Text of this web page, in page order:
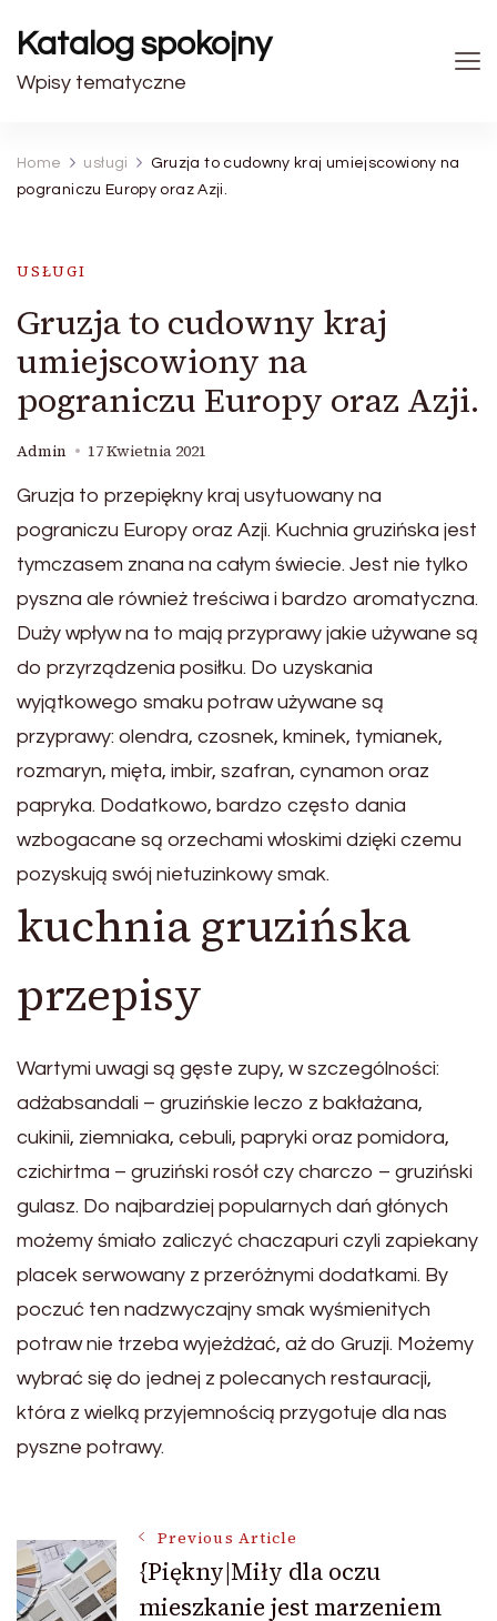
Katalog spokojny
Wpisy tematyczne
Home usługi
Gruzja to cudowny kraj umiejscowiony na
pograniczu Europy oraz Azji.
USŁUGI
Gruzja to cudowny kraj
umiejscowiony na
pograniczu Europy oraz Azji.
Admin 17 Kwietnia 2021
Gruzja to przepiękny kraj usytuowany na
pograniczu Europy oraz Azji. Kuchnia gruzińska jest
tymczasem znana na całym świecie. Jest nie tylko
pyszna ale również treściwa i bardzo aromatyczna.
Duży wpływ na to mają przyprawy jakie używane są
do przyrządzenia posiłku. Do uzyskania
wyjątkowego smaku potraw używane są
przyprawy: olendra, czosnek, kminek, tymianek,
rozmaryn, mięta, imbir, szafran, cynamon oraz
papryka. Dodatkowo, bardzo często dania
wzbogacane są orzechami włoskimi dzięki czemu
pozyskują swój nietuzinkowy smak.
kuchnia gruzińska
przepisy
Wartymi uwagi są gęste zupy, w szczególności:
adżabsandali – gruzińskie leczo z bakłażana,
cukinii, ziemniaka, cebuli, papryki oraz pomidora,
czichirtma – gruziński rosół czy charczo – gruziński
gulasz. Do najbardziej popularnych dań głónych
możemy śmiało zaliczyć chaczapuri czyli zapiekany
placek serwowany z przeróżnymi dodatkami. By
poczuć ten nadzwyczajny smak wyśmienitych
potraw nie trzeba wyjeżdżać, aż do Gruzji. Możemy
wybrać się do jednej z polecanych restauracji,
która z wielką przyjemnością przygotuje dla nas
pyszne potrawy.
Post
Previous Article
{Piękny|Miły dla oczu
mieszkanie jest marzeniem